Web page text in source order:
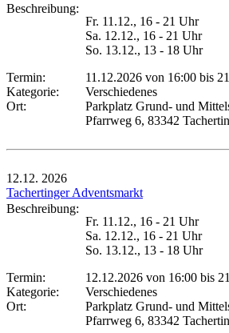
Beschreibung:
Fr. 11.12., 16 - 21 Uhr
Sa. 12.12., 16 - 21 Uhr
So. 13.12., 13 - 18 Uhr
Termin:
11.12.2026 von 16:00 bis
Kategorie:
Verschiedenes
Ort:
Parkplatz Grund- und
Pfarrweg 6, 83342
12.12. 2026
Tachertinger Adventsmarkt
Beschreibung:
Fr. 11.12., 16 - 21 Uhr
Sa. 12.12., 16 - 21 Uhr
So. 13.12., 13 - 18 Uhr
Termin:
12.12.2026 von 16:00 bis
Kategorie:
Verschiedenes
Ort:
Parkplatz Grund- und
Pfarrweg 6, 83342